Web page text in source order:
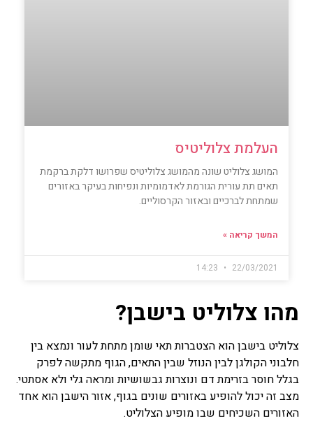
העלמת צלוליטיס
המושג צלוליט שונה מהמושג צלוליטיס שפרושו דלקת ברקמת
תאים תת עורית הגורמת לאדמומיות ונפיחות בעיקר באזורים
שמתחת לברכיים ובאזור הקרסוליים.
המשך קריאה »
22/03/2021
מהו צלוליט בישבן?
צלוליט בישבן הוא הצטברות תאי שומן מתחת לעור ונמצא בין
חלבוני הקולגן לבין הנוזל שבין התאים, הגוף מתקשה לפרק
בגלל חוסר בזרימת דם ונוצרות גבשושיות ומראה גלי ולא אסתטי.
מצב זה יכול להופיע באזורים שונים בגוף, אזור הישבן הוא אחד
האזורים השכיחים שבו מופיע הצלוליט.